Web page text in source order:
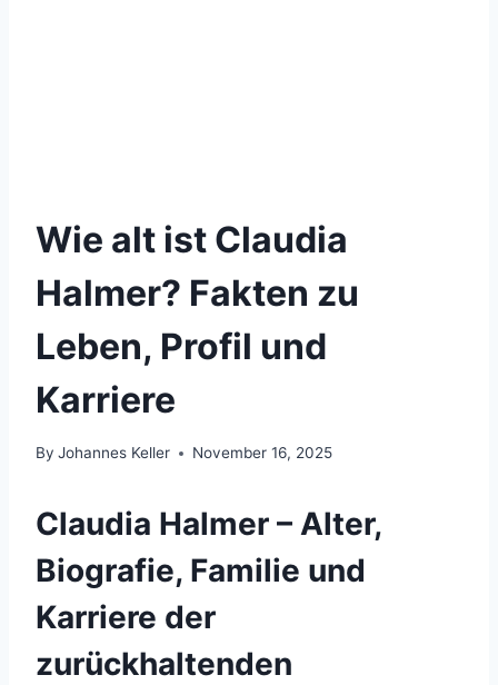
Wie alt ist Claudia
Halmer? Fakten zu
Leben, Profil und
Karriere
By Johannes Keller November 16, 2025
Claudia Halmer – Alter,
Biografie, Familie und
Karriere der
zurückhaltenden